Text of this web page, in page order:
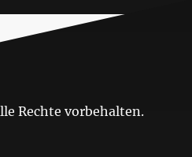
Rechte vorbehalten.